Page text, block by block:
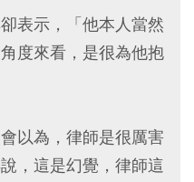
表示，「他本人當然
度來看，是很為他抱
以為，律師是很厲害
，這是幻覺，律師這